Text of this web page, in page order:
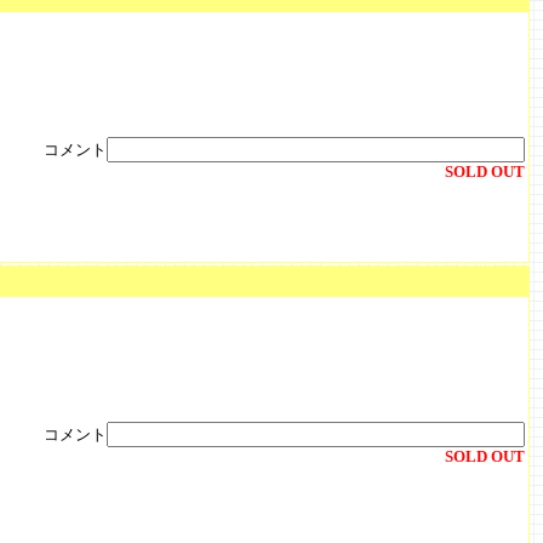
コメント
SOLD OUT
コメント
SOLD OUT